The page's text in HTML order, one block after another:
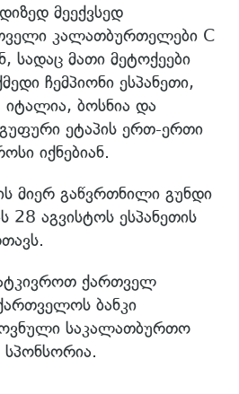
მეექვსედ
კალათბურთელები C
სადაც მათი მეტოქეები
ჩემპიონი ესპანეთი,
იტალია, ბოსნია და
ეტაპის ერთ-ერთი
იქნებიან.
მიერ გაწვრთნილი გუნდი
28 აგვისტოს ესპანეთის
ქართველ
ბანკი
საკალათბურთო
სპონსორია.